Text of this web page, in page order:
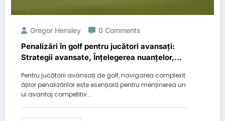
Gregor Hensley 0 Comments
Penalizări în golf pentru jucători avansați:
Strategii avansate, Înțelegerea nuanțelor,
Pentru jucătorii avansați de golf, navigarea complexit
ăților penalizărilor este esențială pentru menținerea un
ui avantaj competitiv.…